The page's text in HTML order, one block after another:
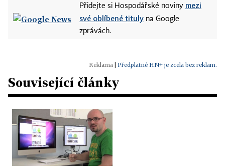
Přidejte si Hospodářské noviny mezi
své oblíbené tituly na Google
zprávách.
Předplatné HN+ je zcela bez reklam.
Související články